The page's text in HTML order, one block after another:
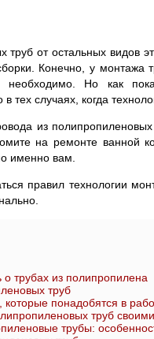
труб от остальных видов
Конечно, у монтажа
Но как
тех случаях, когда
из
на ремонте ванной
именно вам.
правил технологии
о трубах из полипропилена
труб
понадобятся в
труб
трубы: